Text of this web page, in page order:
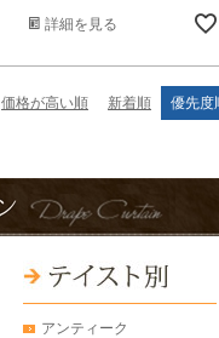
詳細を見る
価格が高い順 新着順 優先度
アンティーク